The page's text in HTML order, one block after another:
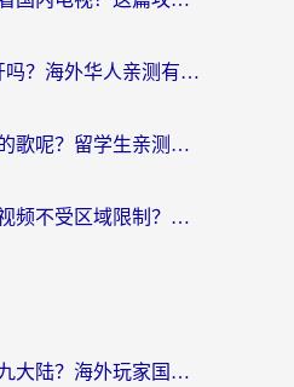
12123在国外打不开吗？海外华人亲测有效的回国加速方案
在国外如何听国内的歌呢？留学生亲测有效的回国加速方案
如何在国外看腾讯视频不受区域限制？留学生亲测有效的回国加速指南
国外可不可以打第九大陆？海外玩家国服畅玩终极指南（附3大热门游戏解决妙招）